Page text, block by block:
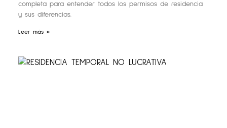
completa para entender todos los permisos de residencia
y sus diferencias.
Leer más »